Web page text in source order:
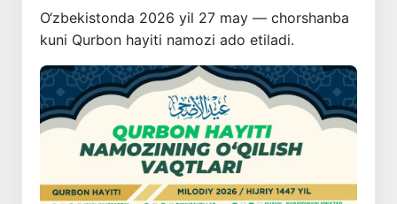
O‘zbekistonda 2026 yil 27 may — chorshanba
kuni Qurbon hayiti namozi ado etiladi.